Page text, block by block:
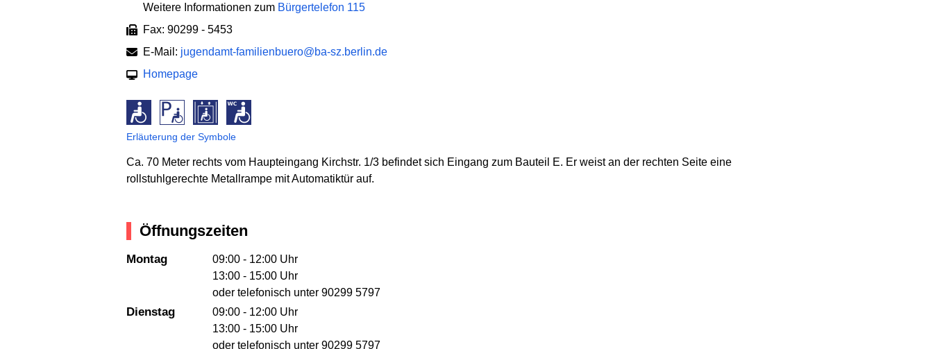
Weitere Informationen zum Bürgertelefon 115
Fax: 90299 - 5453
E-Mail: jugendamt-familienbuero@ba-sz.berlin.de
Homepage
Erläuterung der Symbole
Ca. 70 Meter rechts vom Haupteingang Kirchstr. 1/3 befindet sich Eingang zum Bauteil E. Er weist an der rechten Seite eine
rollstuhlgerechte Metallrampe mit Automatiktür auf.
Öffnungszeiten
Montag
09:00 - 12:00 Uhr
13:00 - 15:00 Uhr
oder telefonisch unter 90299 5797
Dienstag
09:00 - 12:00 Uhr
13:00 - 15:00 Uhr
oder telefonisch unter 90299 5797